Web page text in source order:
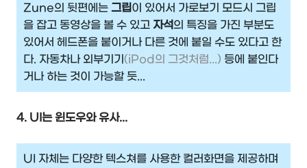
Zune의 뒷편에는 그립이 있어서 가로보기 모드시 그립
을 잡고 동영상을 볼 수 있고 자석의 특징을 가진 부분도
있어서 헤드폰을 붙이거나 다른 것에 붙일 수도 있다고 한
다. 자동차나 외부기기 (iPod의 그것처럼...) 등에 붙인다
거나 하는 것이 가능할 듯...
4. UI는 윈도우와 유사...
UI 자체는 다양한 텍스쳐를 사용한 컬러화면을 제공하며